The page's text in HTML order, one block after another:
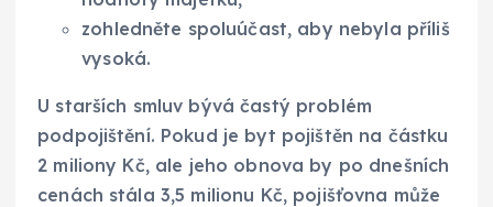
zohledněte spoluúčast, aby nebyla příliš
vysoká.
U starších smluv bývá častý problém
podpojištění. Pokud je byt pojištěn na částku
2 miliony Kč, ale jeho obnova by po dnešních
cenách stála 3,5 milionu Kč, pojišťovna může